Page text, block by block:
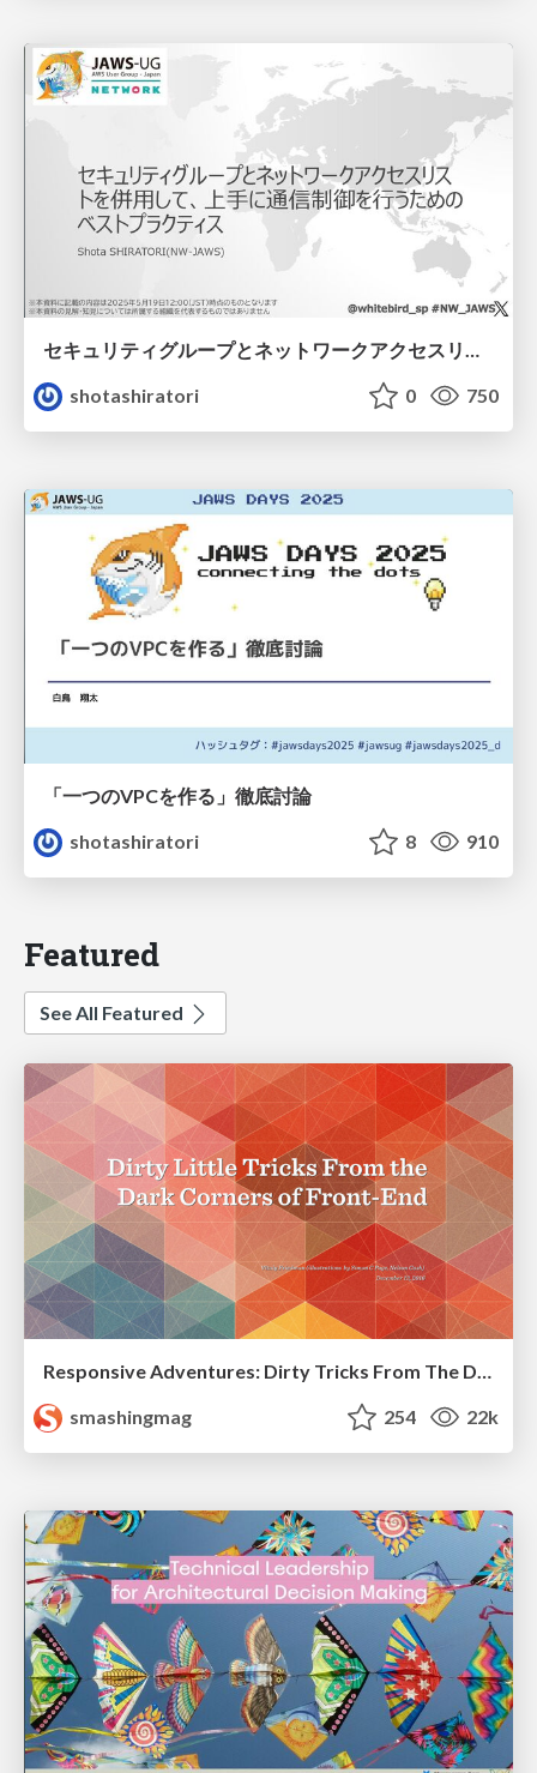
セキュリティグループとネットワークアクセスリストを併用して、上手に通信制御を行うためのベストプラクティス
shotashiratori
0 750
「一つのVPCを作る」徹底討論
shotashiratori
8 910
Featured
See All Featured
smashingmag
254 22k